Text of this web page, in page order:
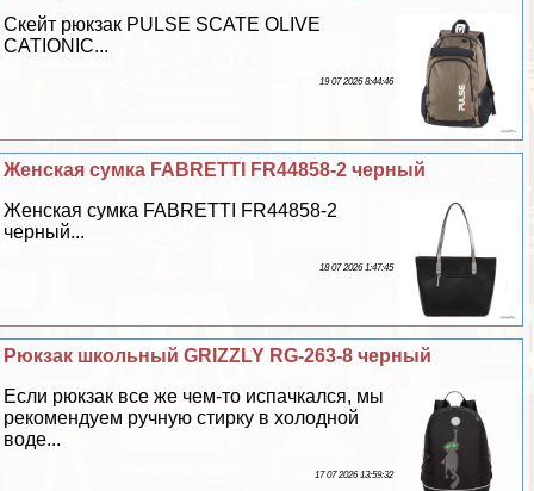
Скейт рюкзак PULSE SCATE OLIVE
CATIONIC...
19 07 2026 8:44:46
Женская сумка FABRETTI FR44858-2 черный
Женская сумка FABRETTI FR44858-2
черный...
18 07 2026 1:47:45
Рюкзак школьный GRIZZLY RG-263-8 черный
Если рюкзак все же чем-то испачкался, мы
рекомендуем ручную стирку в холодной
воде...
17 07 2026 13:59:32